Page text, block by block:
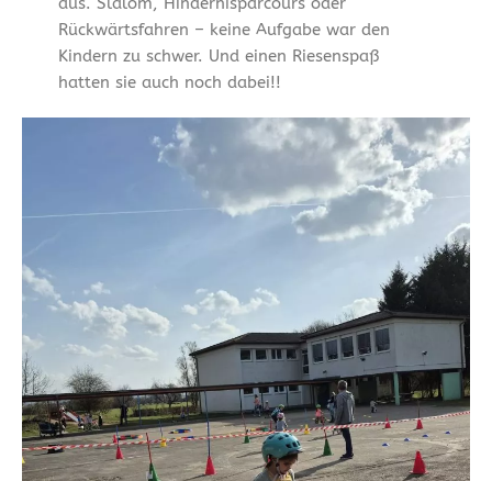
Rückwärtsfahren – keine Aufgabe war den
Kindern zu schwer. Und einen Riesenspaß
hatten sie auch noch dabei!!